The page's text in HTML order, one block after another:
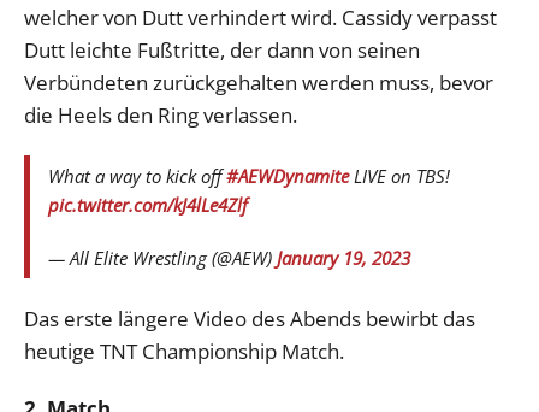
welcher von Dutt verhindert wird. Cassidy verpasst
Dutt leichte Fußtritte, der dann von seinen
Verbündeten zurückgehalten werden muss, bevor
die Heels den Ring verlassen.
What a way to kick off#AEWDynamiteLIVE on TBS!
pic.twitter.com/kJ4lLe4Zlf
— All Elite Wrestling (@AEW) January 19, 2023
Das erste längere Video des Abends bewirbt das
heutige TNT Championship Match.